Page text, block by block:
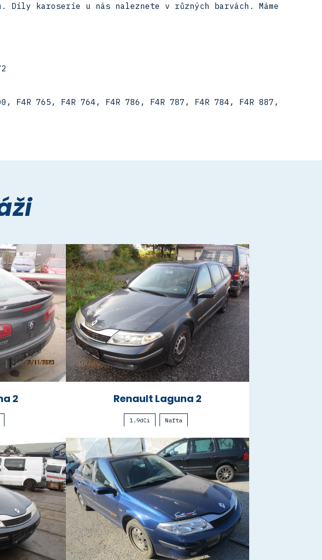
karoserie u nás naleznete v různých barvách. Máme
F4R 765, F4R 764, F4R 786, F4R 787, F4R 784, F4R 887,
2 Renault Laguna 2
1.9dCi Nafta